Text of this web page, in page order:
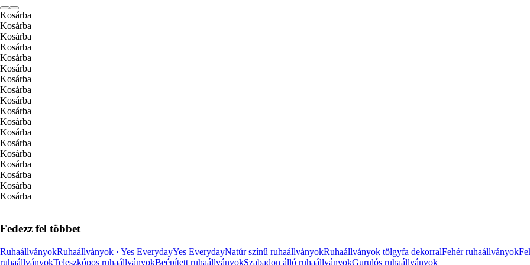
Kosárba
Kosárba
Kosárba
Kosárba
Kosárba
Kosárba
Kosárba
Kosárba
Kosárba
Kosárba
Kosárba
Kosárba
Kosárba
Kosárba
Kosárba
Kosárba
Kosárba
Kosárba
Fedezz fel többet
RuhaállványokRuhaállványok · Yes EverydayYes EverydayNatúr színű ruhaállványokRuhaállványok tölgyfa dekorralFehér ruhaállványok
ruhaállványokTeleszkópos ruhaállványokBeépített ruhaállványokSzabadon álló ruhaállványokGurulós ruhaállványok